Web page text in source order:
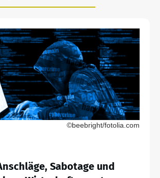
©beebright/fotolia.com
Sabotage und